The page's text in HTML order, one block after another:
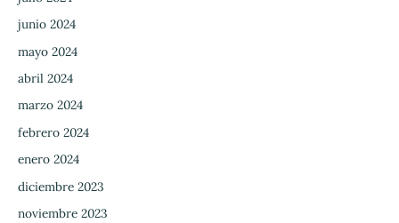
junio 2024
mayo 2024
abril 2024
marzo 2024
febrero 2024
enero 2024
diciembre 2023
noviembre 2023